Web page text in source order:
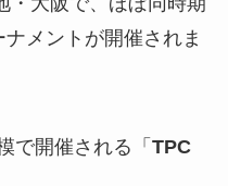
メントが開催されま
で開催される「 TPC